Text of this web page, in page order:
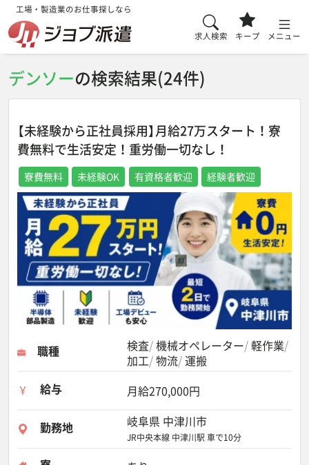
工場・製造業のお仕事探しなら
求人検索 キープ メニュー
デンソーの検索結果(24件)
【未経験から正社員採用】月給27万スタート！寮
費無料で生活安定！重労働一切なし！
寮費無料 未経験OK 有資格者歓迎 経験者歓迎
職種 検査 機械オペレーター 軽作業
加工 物流 運搬
給与
月給270,000円
勤務地 岐阜県 中津川市
JR中央本線 中津川駅 車で10分